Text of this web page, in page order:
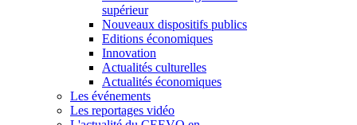
supérieur
Nouveaux dispositifs publics
Editions économiques
Innovation
Actualités culturelles
Actualités économiques
Les événements
Les reportages vidéo